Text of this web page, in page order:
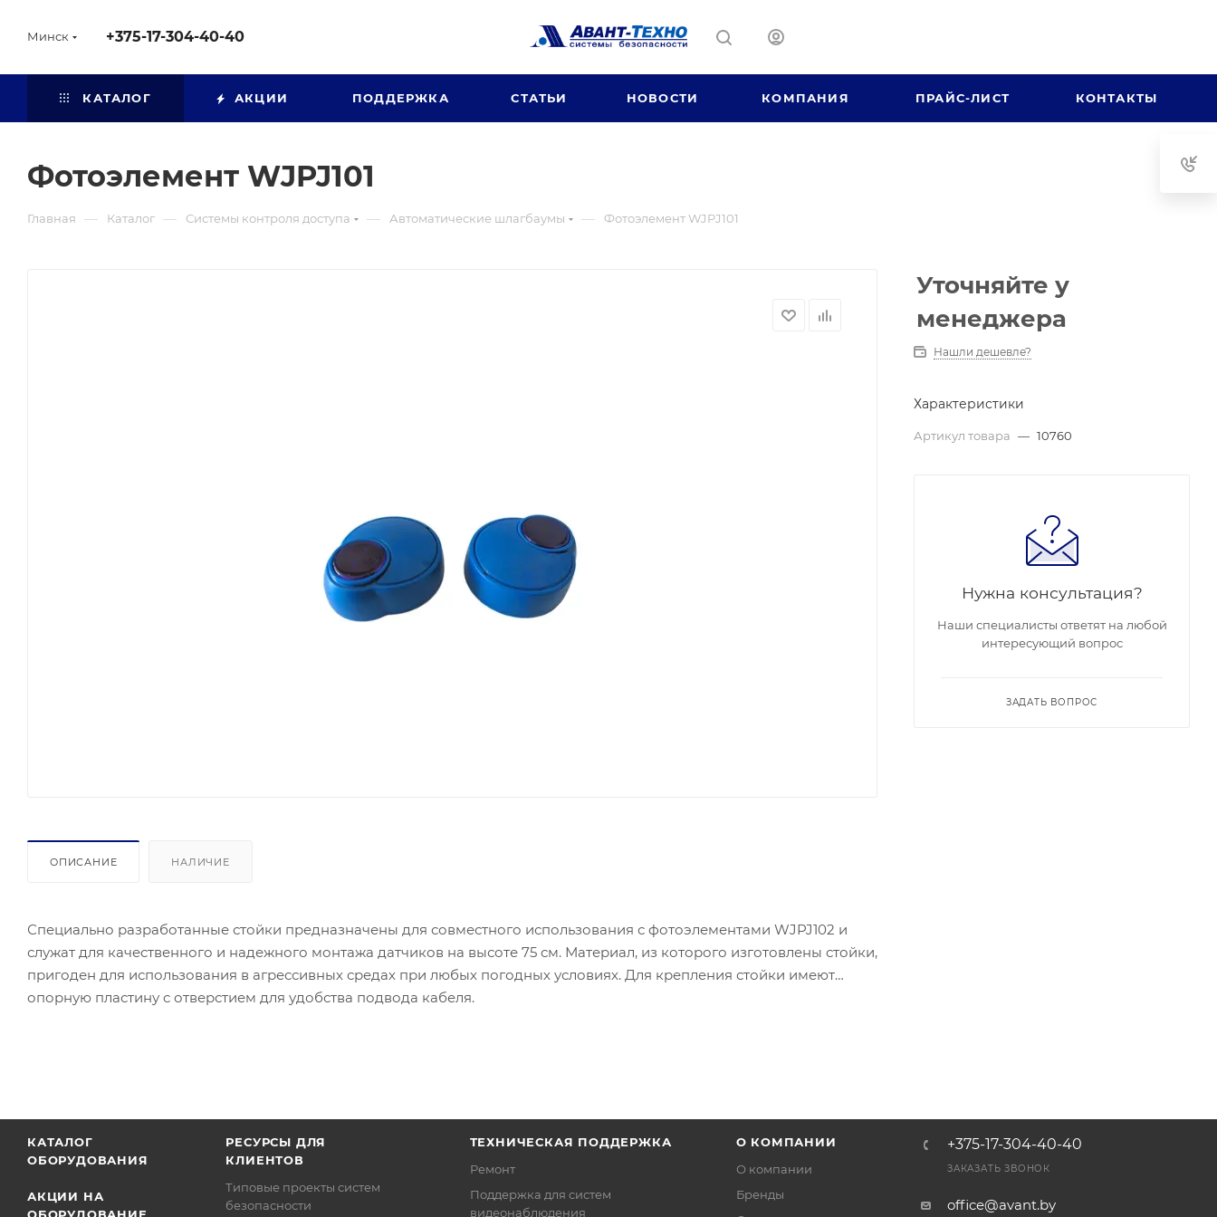
Минск +375-17-304-40-40
КАТАЛОГ АКЦИИ ПОДДЕРЖКА СТАТЬИ НОВОСТИ КОМПАНИЯ ПРАЙС-ЛИСТ КОНТАКТЫ
Фотоэлемент WJPJ101
Главная — Каталог — Системы контроля доступа — Автоматические шлагбаумы — Фотоэлемент WJPJ101
ОПИСАНИЕ НАЛИЧИЕ
Специально разработанные стойки предназначены для совместного использования с фотоэлементами WJPJ102 и
служат для качественного и надежного монтажа датчиков на высоте 75 см. Материал, из которого изготовлены стойки,
пригоден для использования в агрессивных средах при любых погодных условиях. Для крепления стойки имеют
опорную пластину с отверстием для удобства подвода кабеля.
Уточняйте у
менеджера
Нашли дешевле?
Характеристики
Артикул товара — 10760
Нужна консультация?
Наши специалисты ответят на любой
интересующий вопрос
ЗАДАТЬ ВОПРОС
КАТАЛОГ
ОБОРУДОВАНИЯ
АКЦИИ НА
РЕСУРСЫ ДЛЯ
КЛИЕНТОВ
Типовые проекты систем
безопасности
ТЕХНИЧЕСКАЯ ПОДДЕРЖКА
Ремонт
Поддержка для систем
видеонаблюдения
О КОМПАНИИ
О компании
Бренды
+375-17-304-40-40
ЗАКАЗАТЬ ЗВОНОК
office@avant.by